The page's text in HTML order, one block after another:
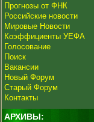
Прогнозы от ФНК
Российские новости
Мировые Новости
Коэффициенты УЕФА
Голосование
Поиск
Вакансии
Новый Форум
Старый Форум
Контакты
АРХИВЫ: